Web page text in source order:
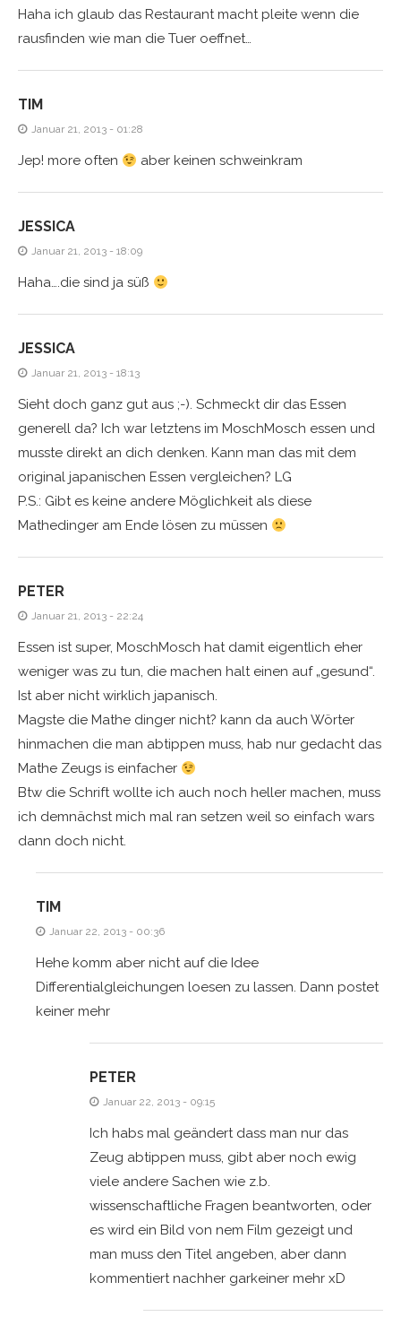
Haha ich glaub das Restaurant macht pleite wenn die
rausfinden wie man die Tuer oeffnet…
TIM
Januar 21, 2013 - 01:28
Jep! more often aber keinen schweinkram
JESSICA
Januar 21, 2013 - 18:09
Haha….die sind ja süß
JESSICA
Januar 21, 2013 - 18:13
Sieht doch ganz gut aus ;-). Schmeckt dir das Essen
generell da? Ich war letztens im MoschMosch essen und
musste direkt an dich denken. Kann man das mit dem
original japanischen Essen vergleichen? LG
P.S.: Gibt es keine andere Möglichkeit als diese
Mathedinger am Ende lösen zu müssen
PETER
Januar 21, 2013 - 22:24
Essen ist super, MoschMosch hat damit eigentlich eher
weniger was zu tun, die machen halt einen auf „gesund“.
Ist aber nicht wirklich japanisch.
Magste die Mathe dinger nicht? kann da auch Wörter
hinmachen die man abtippen muss, hab nur gedacht das
Mathe Zeugs is einfacher
Btw die Schrift wollte ich auch noch heller machen, muss
ich demnächst mich mal ran setzen weil so einfach wars
dann doch nicht.
TIM
Januar 22, 2013 - 00:36
Hehe komm aber nicht auf die Idee
Differentialgleichungen loesen zu lassen. Dann postet
keiner mehr
PETER
Januar 22, 2013 - 09:15
Ich habs mal geändert dass man nur das
Zeug abtippen muss, gibt aber noch ewig
viele andere Sachen wie z.b.
wissenschaftliche Fragen beantworten, oder
es wird ein Bild von nem Film gezeigt und
man muss den Titel angeben, aber dann
kommentiert nachher garkeiner mehr xD